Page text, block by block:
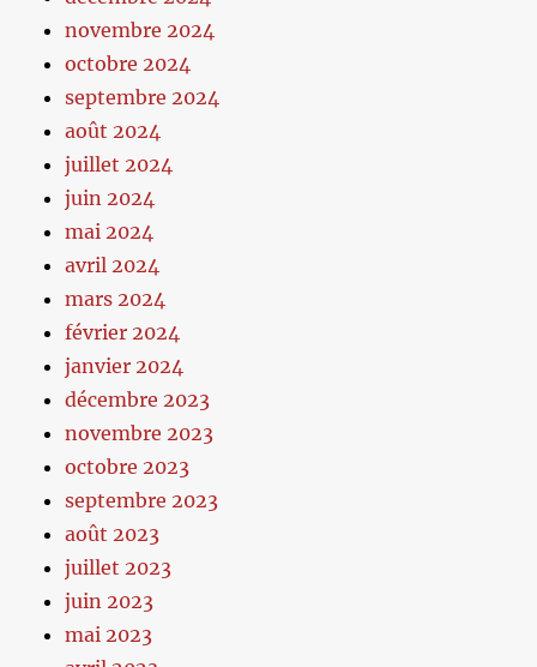
novembre 2024
octobre 2024
septembre 2024
août 2024
juillet 2024
juin 2024
mai 2024
avril 2024
mars 2024
février 2024
janvier 2024
décembre 2023
novembre 2023
octobre 2023
septembre 2023
août 2023
juillet 2023
juin 2023
mai 2023